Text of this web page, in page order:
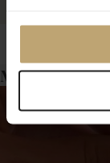
Måske er det